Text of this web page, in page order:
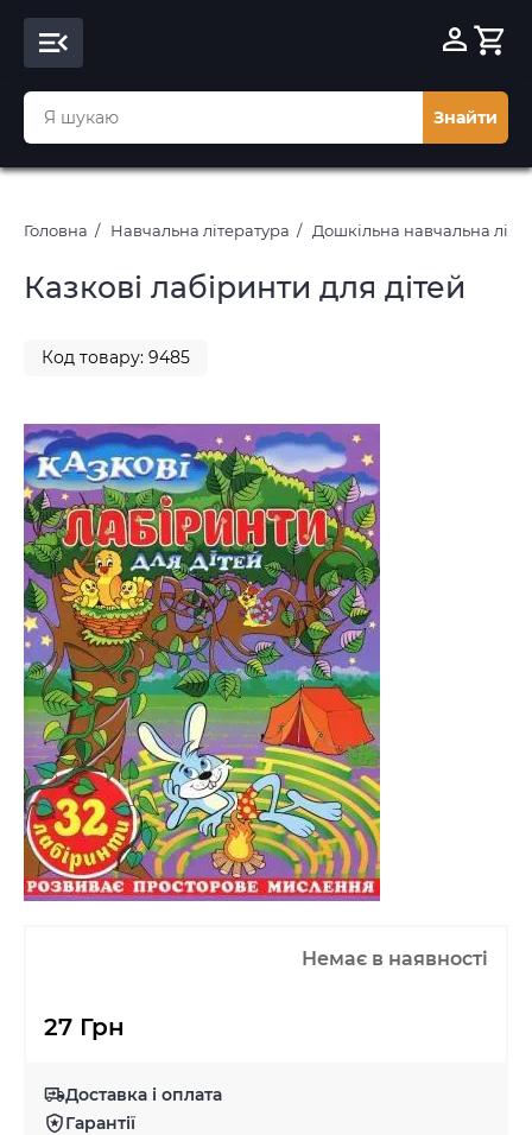
Знайти
Головна Навчальна література Дошкільна навчальна
Казкові лабіринти для дітей
Код товару: 9485
Немає в наявності
27 Грн
Доставка і оплата
Гарантії